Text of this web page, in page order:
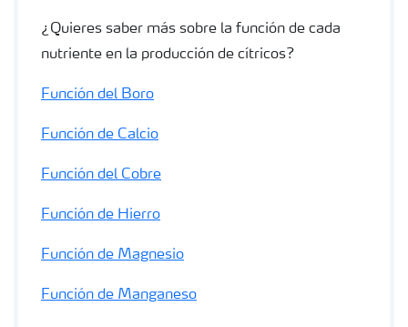
¿Quieres saber más sobre la función de cada
nutriente en la producción de cítricos?
Función del Boro
Función de Calcio
Función del Cobre
Función de Hierro
Función de Magnesio
Función de Manganeso